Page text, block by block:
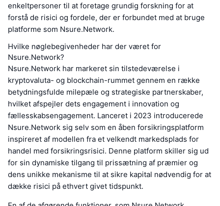
enkeltpersoner til at foretage grundig forskning for at
forstå de risici og fordele, der er forbundet med at bruge
platforme som Nsure.Network.
Hvilke nøglebegivenheder har der været for
Nsure.Network?
Nsure.Network har markeret sin tilstedeværelse i
kryptovaluta- og blockchain-rummet gennem en række
betydningsfulde milepæle og strategiske partnerskaber,
hvilket afspejler dets engagement i innovation og
fællesskabsengagement. Lanceret i 2023 introducerede
Nsure.Network sig selv som en åben forsikringsplatform
inspireret af modellen fra et velkendt markedsplads for
handel med forsikringsrisici. Denne platform skiller sig ud
for sin dynamiske tilgang til prissætning af præmier og
dens unikke mekanisme til at sikre kapital nødvendig for at
dække risici på ethvert givet tidspunkt.